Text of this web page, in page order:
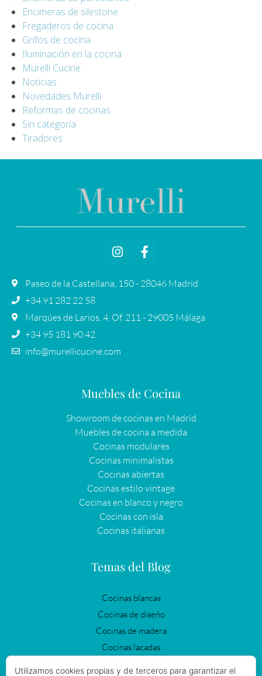
Encimeras de silestone
Fregaderos de cocina
Grifos de cocina
Iluminación en la cocina
Murelli Cucine
Noticias
Novedades Murelli
Reformas de cocinas
Sin categoría
Tiradores
Paseo de la Castellana, 150 - 28046 Madrid
+34 91 282 22 58
Marqúes de Larios, 4, Of. 211 - 29005 Málaga
+34 95 181 90 42
info@murellicucine.com
Muebles de Cocina
Showroom de cocinas en Madrid
Muebles de cocina a medida
Cocinas modulares
Cocinas minimalistas
Cocinas abiertas
Cocinas estilo vintage
Cocinas en blanco y negro
Cocinas con isla
Cocinas italianas
Temas del Blog
Cocinas blancas
Cocinas de diseño
Cocinas de madera
Cocinas lacadas
Utilizamos cookies propias y de terceros para garantizar el